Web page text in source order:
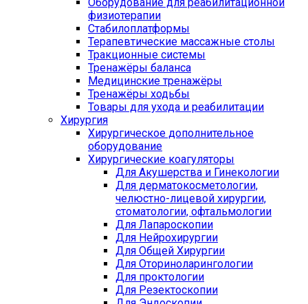
физиотерапии
Стабилоплатформы
Терапевтические массажные столы
Тракционные системы
Тренажёры баланса
Медицинские тренажёры
Тренажёры ходьбы
Товары для ухода и реабилитации
Хирургия
Хирургическое дополнительное
оборудование
Хирургические коагуляторы
Для Акушерства и Гинекологии
Для дерматокосметологии,
челюстно-лицевой хирургии,
стоматологии, офтальмологии
Для Лапароскопии
Для Нейрохирургии
Для Общей Хирургии
Для Оториноларингологии
Для проктологии
Для Резектоскопии